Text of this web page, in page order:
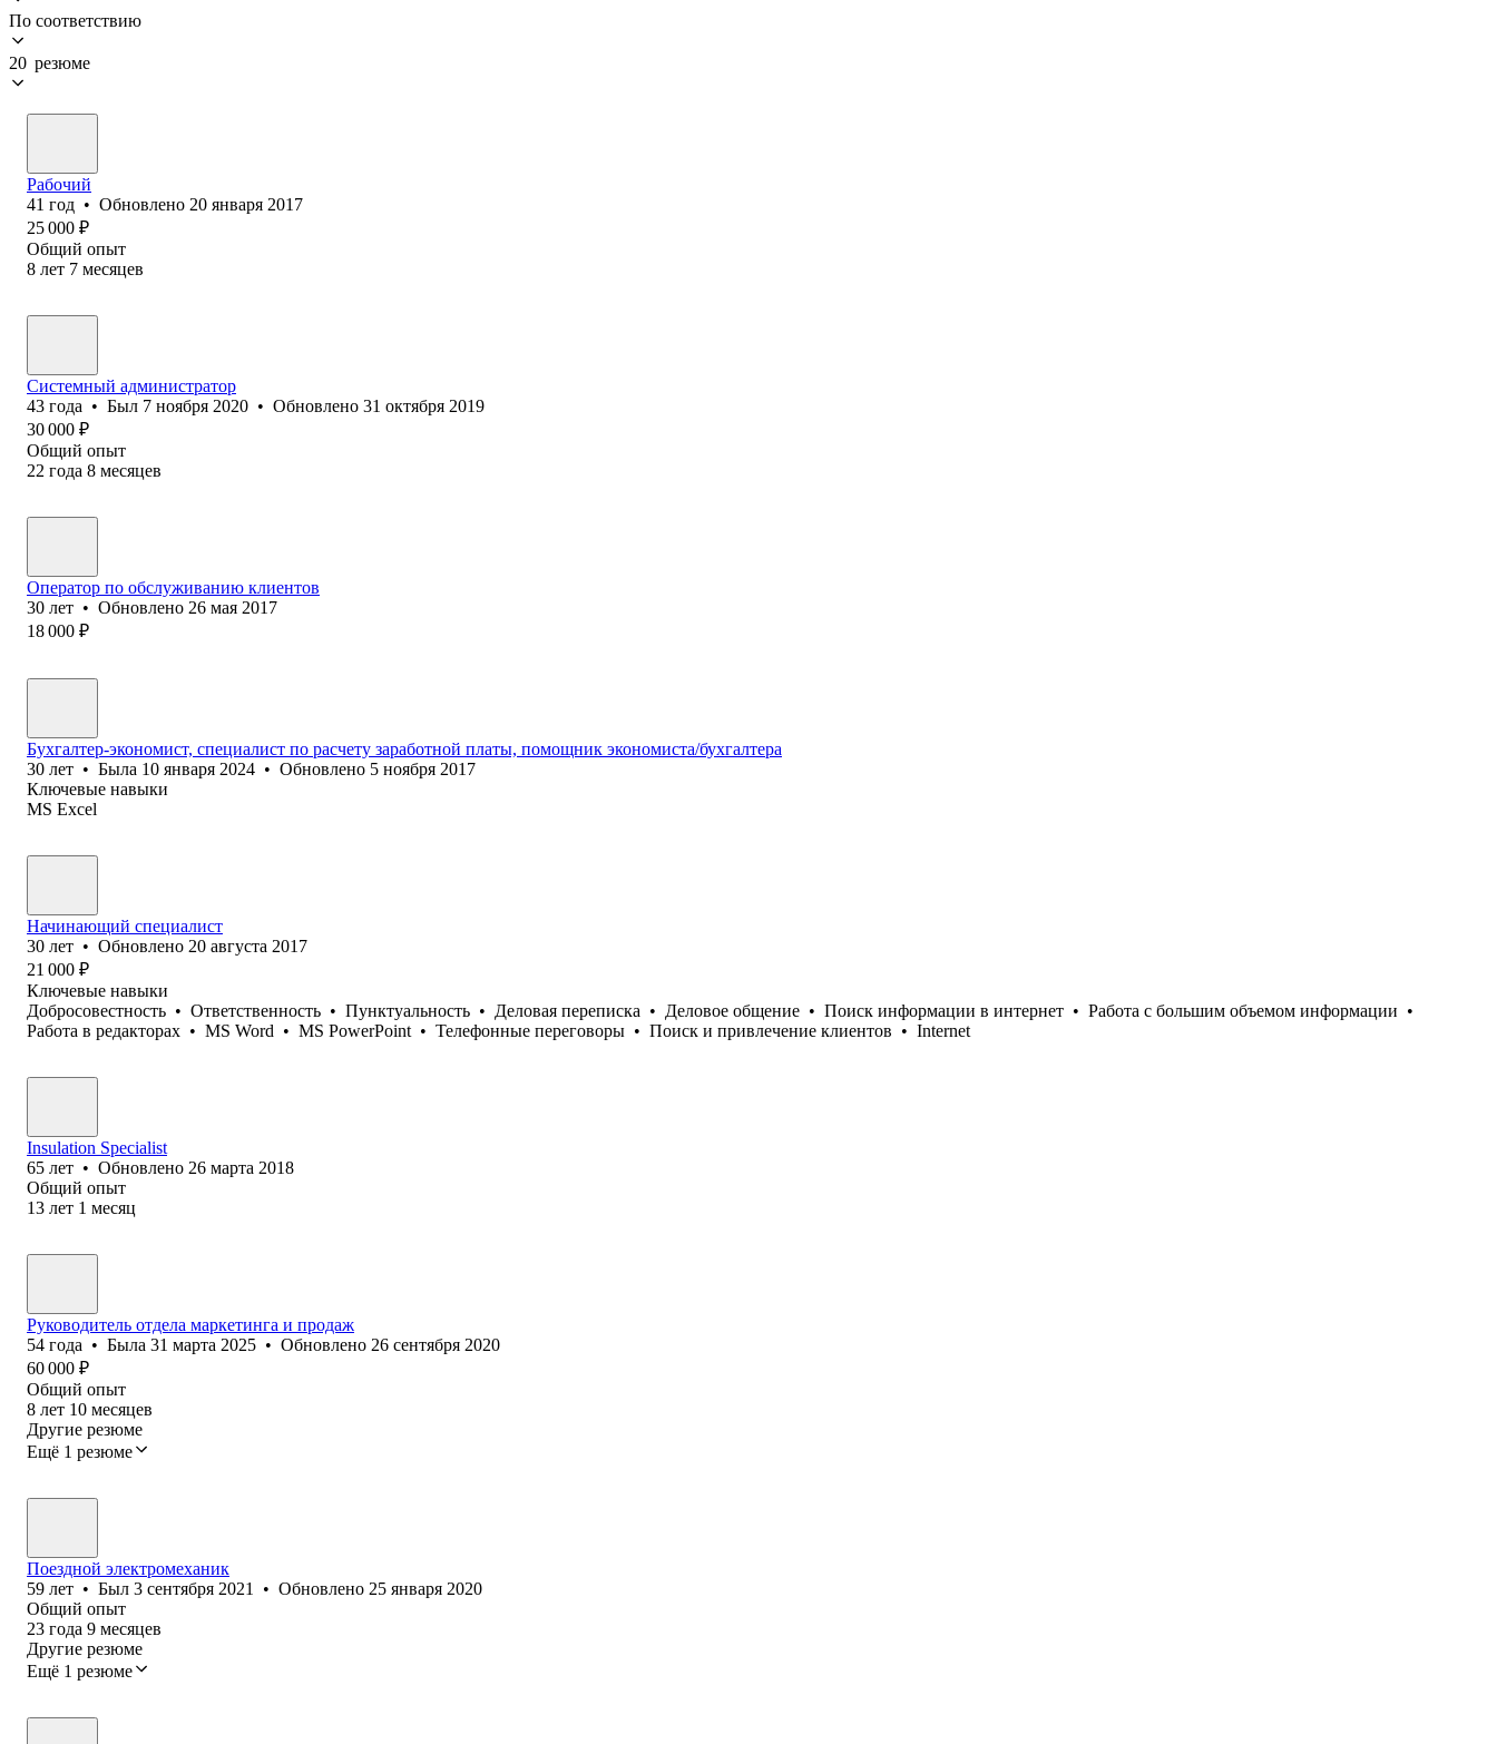
По соответствию
20 резюме
Рабочий
41 год • Обновлено 20 января 2017
25 000 ₽
Общий опыт
8 лет 7 месяцев
Системный администратор
43 года • Был 7 ноября 2020 • Обновлено 31 октября 2019
30 000 ₽
Общий опыт
22 года 8 месяцев
Оператор по обслуживанию клиентов
30 лет • Обновлено 26 мая 2017
18 000 ₽
Бухгалтер-экономист, специалист по расчету заработной платы, помощник экономиста/бухгалтера
30 лет • Была 10 января 2024 • Обновлено 5 ноября 2017
Ключевые навыки
MS Excel
Начинающий специалист
30 лет • Обновлено 20 августа 2017
21 000 ₽
Ключевые навыки
Добросовестность • Ответственность • Пунктуальность • Деловая переписка • Деловое общение • Поиск информации в интернет • Работа с большим объемом информации •
Работа в редакторах • MS Word • MS PowerPoint • Телефонные переговоры • Поиск и привлечение клиентов • Internet
Insulation Specialist
65 лет • Обновлено 26 марта 2018
Общий опыт
13 лет 1 месяц
Руководитель отдела маркетинга и продаж
54 года • Была 31 марта 2025 • Обновлено 26 сентября 2020
60 000 ₽
Общий опыт
8 лет 10 месяцев
Другие резюме
Ещё 1 резюме
Поездной электромеханик
59 лет • Был 3 сентября 2021 • Обновлено 25 января 2020
Общий опыт
23 года 9 месяцев
Другие резюме
Ещё 1 резюме